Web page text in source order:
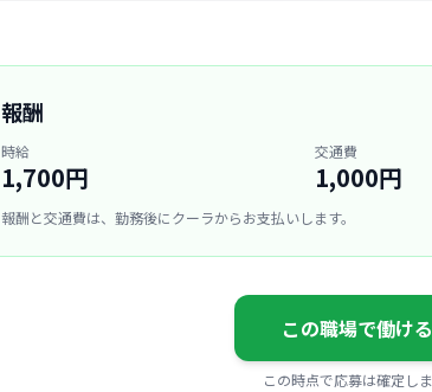
報酬
時給
1,700円
交通費
1,000円
報酬と交通費は、勤務後にクーラからお支払いします。
この職場で働け
この時点で応募は確定し